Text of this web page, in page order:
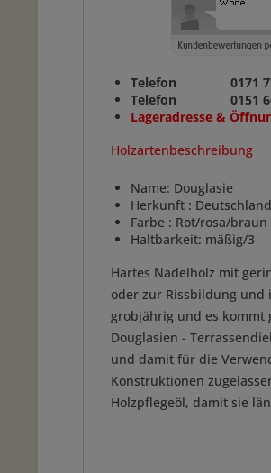
Telefon 0171 77
Telefon 0151 66
Lageradresse &
Holzartenbeschreibung
Name: Douglasie
Herkunft : Deutschland
Farbe : Rot/rosa/
Haltbarkeit: mäßig/3
Hartes Nadelholz mit
oder zur Rissbildung und
grobjährig und es kommt
Douglasien -
und damit für die
Konstruktionen
Holzpflegeöl, damit sie